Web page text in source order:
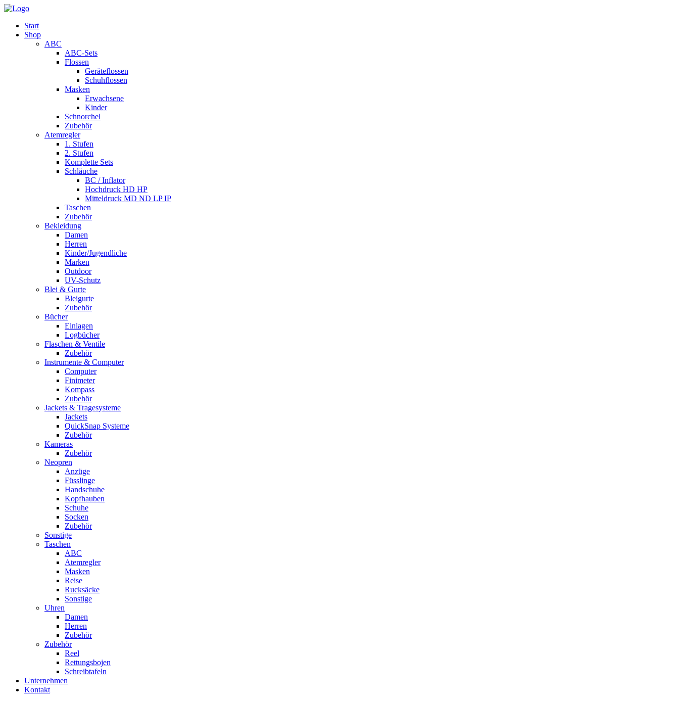
Start
Shop
ABC
ABC-Sets
Flossen
Geräteflossen
Schuhflossen
Masken
Erwachsene
Kinder
Schnorchel
Zubehör
Atemregler
1. Stufen
2. Stufen
Komplette Sets
Schläuche
BC / Inflator
Hochdruck HD HP
Mitteldruck MD ND LP IP
Taschen
Zubehör
Bekleidung
Damen
Herren
Kinder/Jugendliche
Marken
Outdoor
UV-Schutz
Blei & Gurte
Bleigurte
Zubehör
Bücher
Einlagen
Logbücher
Flaschen & Ventile
Zubehör
Instrumente & Computer
Computer
Finimeter
Kompass
Zubehör
Jackets & Tragesysteme
Jackets
QuickSnap Systeme
Zubehör
Kameras
Zubehör
Neopren
Anzüge
Füsslinge
Handschuhe
Kopfhauben
Schuhe
Socken
Zubehör
Sonstige
Taschen
ABC
Atemregler
Masken
Reise
Rucksäcke
Sonstige
Uhren
Damen
Herren
Zubehör
Zubehör
Reel
Rettungsbojen
Schreibtafeln
Unternehmen
Kontakt